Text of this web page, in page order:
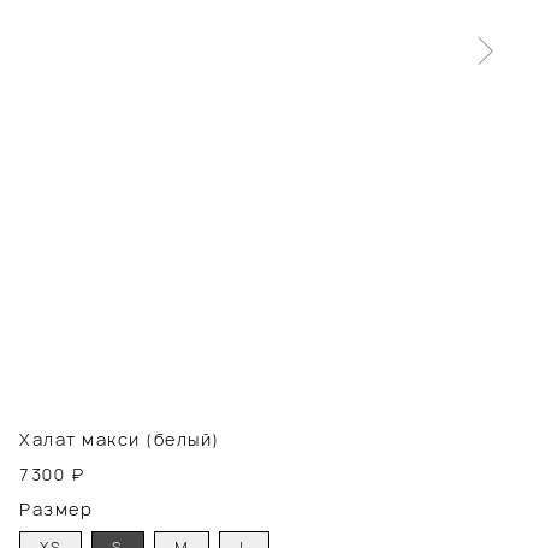
Халат макси (белый)
7300 ₽
Размер